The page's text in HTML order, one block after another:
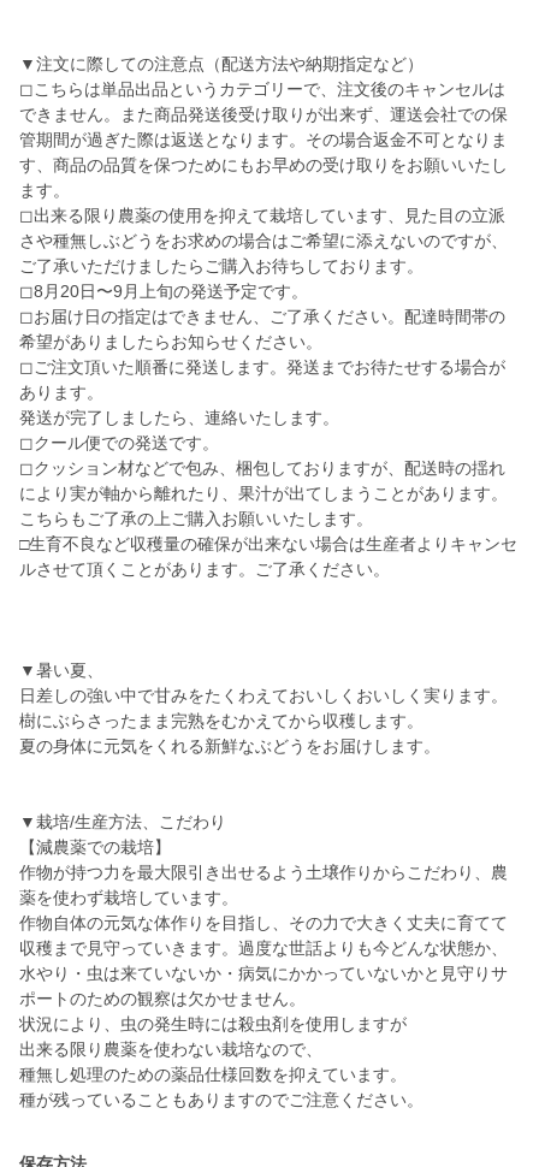
▼注文に際しての注意点（配送方法や納期指定など）
◻︎こちらは単品出品というカテゴリーで、注文後のキャンセルは
できません。また商品発送後受け取りが出来ず、運送会社での保
管期間が過ぎた際は返送となります。その場合返金不可となりま
す、商品の品質を保つためにもお早めの受け取りをお願いいたし
ます。
◻︎出来る限り農薬の使用を抑えて栽培しています、見た目の立派
さや種無しぶどうをお求めの場合はご希望に添えないのですが、
ご了承いただけましたらご購入お待ちしております。
◻︎8月20日〜9月上旬の発送予定です。
◻︎お届け日の指定はできません、ご了承ください。配達時間帯の
希望がありましたらお知らせください。
◻︎ご注文頂いた順番に発送します。発送までお待たせする場合が
あります。
発送が完了しましたら、連絡いたします。
◻︎クール便での発送です。
◻︎クッション材などで包み、梱包しておりますが、配送時の揺れ
により実が軸から離れたり、果汁が出てしまうことがあります。
こちらもご了承の上ご購入お願いいたします。
□生育不良など収穫量の確保が出来ない場合は生産者よりキャンセ
ルさせて頂くことがあります。ご了承ください。
▼暑い夏、
日差しの強い中で甘みをたくわえておいしくおいしく実ります。
樹にぶらさったまま完熟をむかえてから収穫します。
夏の身体に元気をくれる新鮮なぶどうをお届けします。
▼栽培/生産方法、こだわり
【減農薬での栽培】
作物が持つ力を最大限引き出せるよう土壌作りからこだわり、農
薬を使わず栽培しています。
作物自体の元気な体作りを目指し、その力で大きく丈夫に育てて
収穫まで見守っていきます。過度な世話よりも今どんな状態か、
水やり・虫は来ていないか・病気にかかっていないかと見守りサ
ポートのための観察は欠かせません。
状況により、虫の発生時には殺虫剤を使用しますが
出来る限り農薬を使わない栽培なので、
種無し処理のための薬品仕様回数を抑えています。
種が残っていることもありますのでご注意ください。